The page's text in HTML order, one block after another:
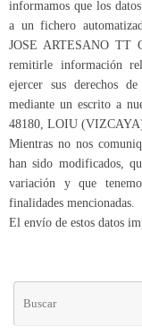
informamos que los
a un fichero
JOSE ARTESANO TT
remitirle información
ejercer sus derechos
mediante un escrito a
48180, LOIU
Mientras no nos
han sido modificados,
variación y que
finalidades mencionadas.
El envío de estos datos